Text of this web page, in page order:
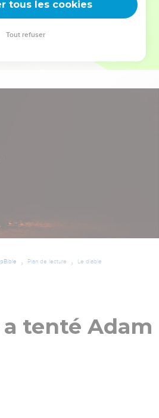
Plan de lecture Le diable
tenté Adam
tous les cookies
Tout refuser